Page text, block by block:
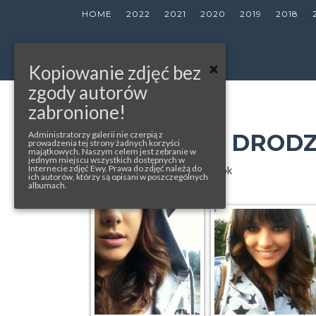
HOME 2022 2021 2020 2019 2018
« back to album
NA CESTE/W
photo from Ewa's official facebook
Kopiowanie zdjęć bez
zgody autorów
zabronione!
Administratorzy galerii nie czerpią z
prowadzenia tej strony żadnych korzyści
majątkowych. Naszym celem jest zebranie w
jednym miejscu wszystkich dostępnych w
Internecie zdjęć Ewy. Prawa do zdjęć należą do
ich autorów, którzy są opisani w poszczególnych
albumach.